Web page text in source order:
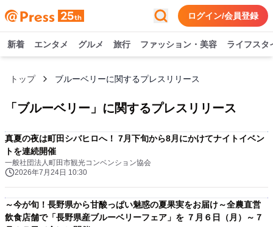
ログイン/会員登録
新着 エンタメ グルメ 旅行 ファッション・美容 ライフスタ
トップ ブルーベリーに関するプレスリリース
「 ブルーベリー 」に関するプレスリリース
真夏の夜は町田シバヒロへ！ 7月下旬から8月にかけてナイトイベン
トを連続開催
一般社団法人町田市観光コンベンション協会
2026年7月24日 10:30
～今が旬！長野県から甘酸っぱい魅惑の夏果実をお届け～全農直営
飲食店舗で「長野県産ブルーベリーフェア」を ７月６日（月）～７